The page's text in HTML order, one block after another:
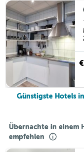
Günstigste Hotels
Übernachte in einem
empfehlen